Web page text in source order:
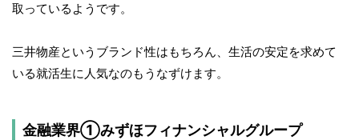
取っているようです。
三井物産というブランド性はもちろん、生活の安定を求めて
いる就活生に人気なのもうなずけます。
金融業界①みずほフィナンシャルグループ